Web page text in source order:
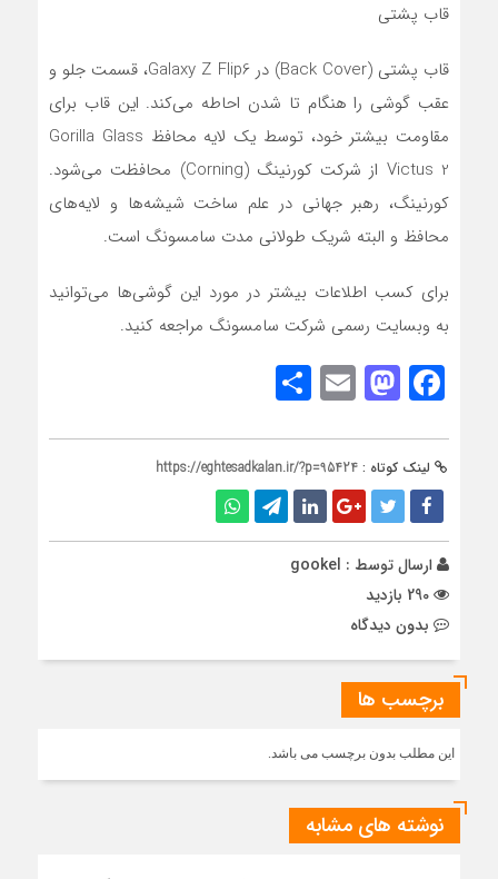
قاب پشتی
قاب پشتی (Back Cover) در Galaxy Z Flip6، قسمت جلو و
عقب گوشی را هنگام تا شدن احاطه می‌کند. این قاب برای
مقاومت بیشتر خود، توسط یک لایه محافظ Gorilla Glass
Victus 2 از شرکت کورنینگ (Corning) محافظت می‌شود.
کورنینگ، رهبر جهانی در علم ساخت شیشه‌ها و لایه‌های
محافظ و البته شریک طولانی مدت سامسونگ است.
برای کسب اطلاعات بیشتر در مورد این گوشی‌ها می‌توانید
به وبسایت رسمی شرکت سامسونگ مراجعه کنید.
Facebook
Mastodon
Email
لینک کوتاه : https://eghtesadkalan.ir/?p=95424
ارسال توسط : gookel
بدون دیدگاه
برچسب ها
این مطلب بدون برچسب می باشد.
نوشته های مشابه